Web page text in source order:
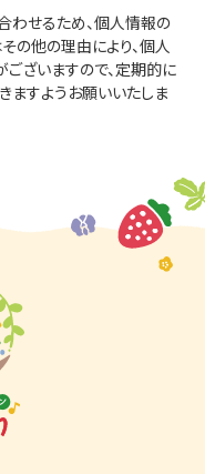
わせるため、個人情報の
の他の理由により、個人
ざいますので、定期的に
すようお願いいたしま